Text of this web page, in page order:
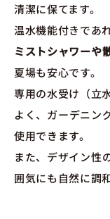
清潔に保てます。
温水機能付きであ
ミストシャワーや
夏場も安心です。
専用の水受け（立
よく、ガーデニン
使用できます。
また、デザイン性
囲気にも自然に調